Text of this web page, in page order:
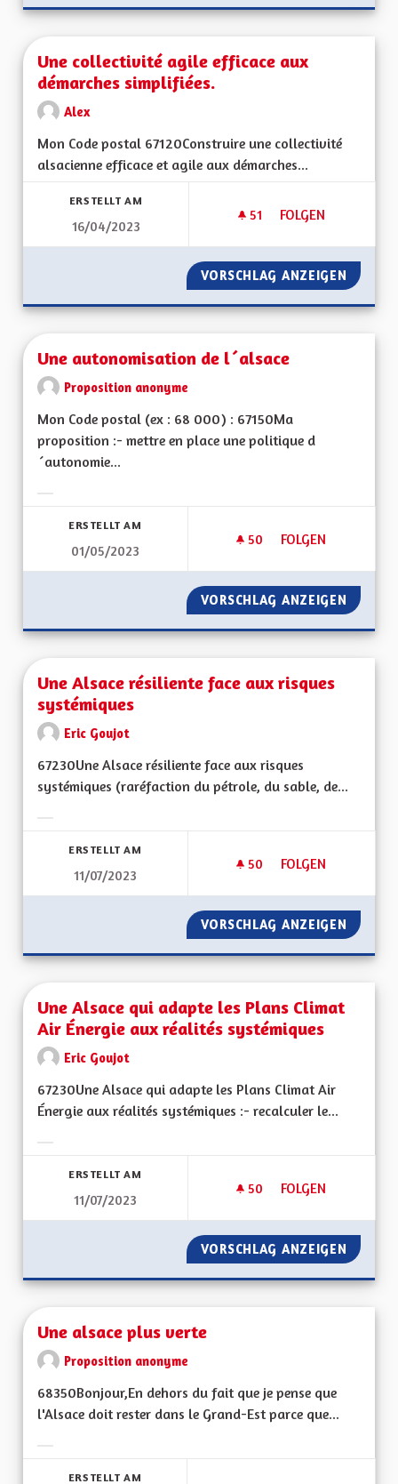
Une collectivité agile efficace aux
démarches simplifiées.
Alex
Mon Code postal 67120Construire une collectivité
alsacienne efficace et agile aux démarches...
ERSTELLT AM
16/04/2023
51 51 FOLLOWER
FOLGEN
UNE
VORSCHLAG ANZEIGEN UNE
Une autonomisation de l´alsace
Proposition anonyme
Mon Code postal (ex : 68 000) : 67150Ma
proposition :- mettre en place une politique d
´autonomie...
ERSTELLT AM
01/05/2023
50 50 FOLLOWER
FOLGEN
UNE
VORSCHLAG ANZEIGEN UNE
Une Alsace résiliente face aux risques
systémiques
Eric Goujot
67230Une Alsace résiliente face aux risques
systémiques (raréfaction du pétrole, du sable, de...
ERSTELLT AM
11/07/2023
50 50 FOLLOWER
FOLGEN
UNE ALSACE
VORSCHLAG ANZEIGEN UNE
Une Alsace qui adapte les Plans Climat
Air Énergie aux réalités systémiques
Eric Goujot
67230Une Alsace qui adapte les Plans Climat Air
Énergie aux réalités systémiques :- recalculer le...
ERSTELLT AM
11/07/2023
50 50 FOLLOWER
FOLGEN
UNE ALSACE QUI
VORSCHLAG ANZEIGEN UNE
Une alsace plus verte
Proposition anonyme
68350Bonjour,En dehors du fait que je pense que
l'Alsace doit rester dans le Grand-Est parce que...
ERSTELLT AM